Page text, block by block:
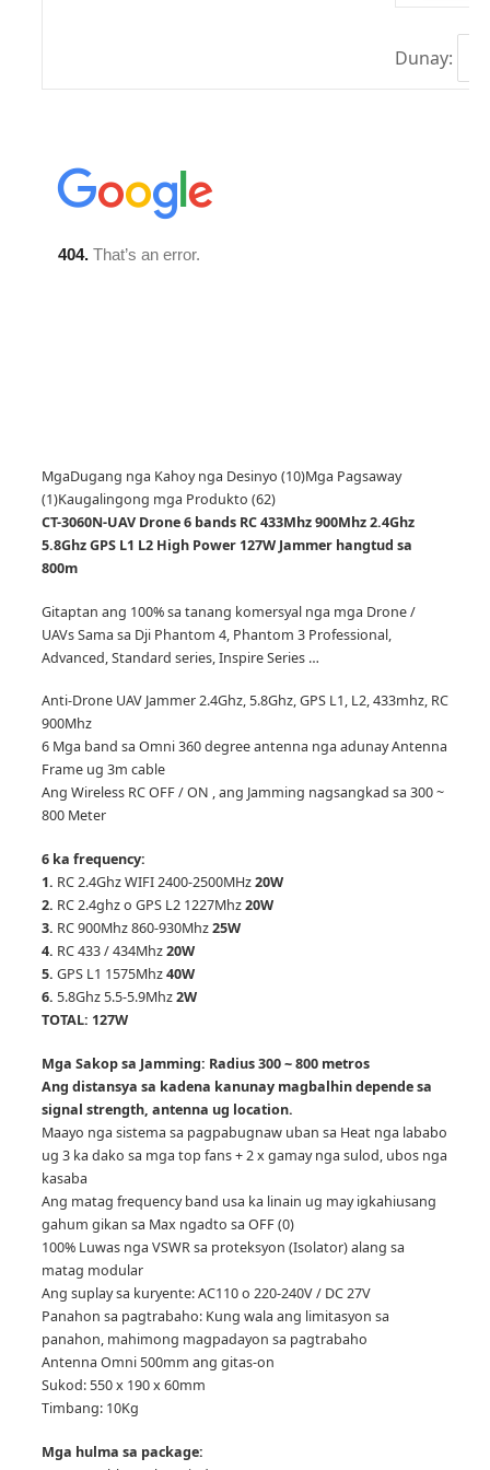
Dunay:
MgaDugang nga Kahoy nga Desinyo (10)Mga Pagsaway
(1)Kaugalingong mga Produkto (62)
CT-3060N-UAV Drone 6 bands RC 433Mhz 900Mhz 2.4Ghz
5.8Ghz GPS L1 L2 High Power 127W Jammer hangtud sa
800m
Gitaptan ang 100% sa tanang komersyal nga mga Drone /
UAVs Sama sa Dji Phantom 4, Phantom 3 Professional,
Advanced, Standard series, Inspire Series …
Anti-Drone UAV Jammer 2.4Ghz, 5.8Ghz, GPS L1, L2, 433mhz, RC
900Mhz
6 Mga band sa Omni 360 degree antenna nga adunay Antenna
Frame ug 3m cable
Ang Wireless RC OFF / ON , ang Jamming nagsangkad sa 300 ~
800 Meter
6 ka frequency:
1. RC 2.4Ghz WIFI 2400-2500MHz20W
2. RC 2.4ghz o GPS L2 1227Mhz20W
3. RC 900Mhz 860-930Mhz25W
4. RC 433 / 434Mhz20W
5. GPS L1 1575Mhz40W
6. 5.8Ghz 5.5-5.9Mhz2W
TOTAL: 127W
Mga Sakop sa Jamming: Radius 300 ~ 800 metros
Ang distansya sa kadena kanunay magbalhin depende sa
signal strength, antenna ug location.
Maayo nga sistema sa pagpabugnaw uban sa Heat nga lababo
ug 3 ka dako sa mga top fans + 2 x gamay nga sulod, ubos nga
kasaba
Ang matag frequency band usa ka linain ug may igkahiusang
gahum gikan sa Max ngadto sa OFF (0)
100% Luwas nga VSWR sa proteksyon (Isolator) alang sa
matag modular
Ang suplay sa kuryente: AC110 o 220-240V / DC 27V
Panahon sa pagtrabaho: Kung wala ang limitasyon sa
panahon, mahimong magpadayon sa pagtrabaho
Antenna Omni 500mm ang gitas-on
Sukod: 550 x 190 x 60mm
Timbang: 10Kg
Mga hulma sa package: